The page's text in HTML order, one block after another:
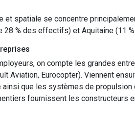
et spatiale se concentre
28 % des effectifs) et Aquitaine (11
on compte les grandes
Aviation, Eurocopter). Viennent
ainsi que les systèmes de
fournissent les constructeurs